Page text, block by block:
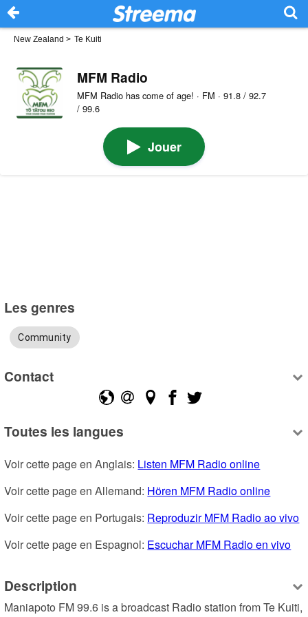
New Zealand > Te Kuiti
MFM Radio
MFM Radio has come of age! · FM · 91.8 / 92.7
/ 99.6
Jouer
Les genres
Community
Contact
Toutes les langues
Voir cette page en Anglais: Listen MFM Radio online
Voir cette page en Allemand: Hören MFM Radio online
Voir cette page en Portugais: Reproduzir MFM Radio ao vivo
Voir cette page en Espagnol: Escuchar MFM Radio en vivo
Description
Maniapoto FM 99.6 is a broadcast Radio station from Te Kuiti,